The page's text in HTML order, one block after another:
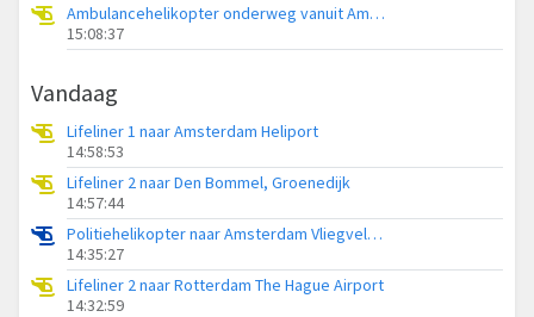
Ambulancehelikopter onderweg vanuit Ameland Vliegveld Ballum
15:08:37
Vandaag
Lifeliner 1 naar Amsterdam Heliport
14:58:53
Lifeliner 2 naar Den Bommel, Groenedijk
14:57:44
Politiehelikopter naar Amsterdam Vliegveld Schiphol
14:35:27
Lifeliner 2 naar Rotterdam The Hague Airport
14:32:59